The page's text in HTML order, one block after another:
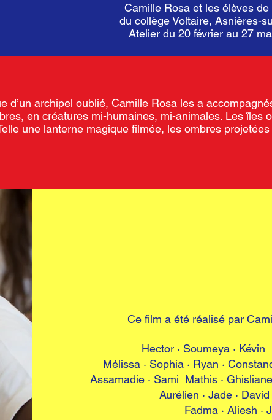
Camille Rosa et les élèves de
du collège Voltaire, Asnières-
Atelier du 20 février au 27
d’un archipel oublié, Camille Rosa les a
en créatures mi-humaines, mi-animales. Les îles
une lanterne magique filmée, les ombres
Ce film a été réalisé par
Hector · Soumeya · Kévin
Mélissa · Sophia · Ryan ·
Assamadie · Sami Mathis ·
Aurélien · Jade ·
Fadma · Aliesh ·